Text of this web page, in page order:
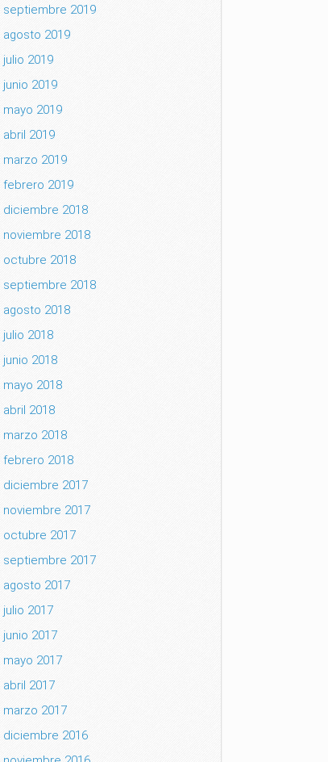
septiembre 2019
agosto 2019
julio 2019
junio 2019
mayo 2019
abril 2019
marzo 2019
febrero 2019
diciembre 2018
noviembre 2018
octubre 2018
septiembre 2018
agosto 2018
julio 2018
junio 2018
mayo 2018
abril 2018
marzo 2018
febrero 2018
diciembre 2017
noviembre 2017
octubre 2017
septiembre 2017
agosto 2017
julio 2017
junio 2017
mayo 2017
abril 2017
marzo 2017
diciembre 2016